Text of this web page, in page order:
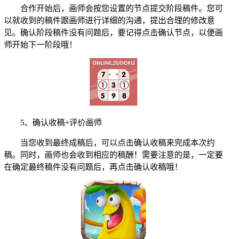
合作开始后，画师会按您设置的节点提交阶段稿件。您可
以就收到的稿件跟画师进行详细的沟通，提出合理的修改意
见。确认阶段稿件没有问题后，要记得点击确认节点，以便画
师开始下一阶段哦！
5、确认收稿+评价画师
当您收到最终成稿后，可以点击确认收稿来完成本次约
稿。同时，画师也会收到相应的稿酬！需要注意的是，一定要
在确定最终稿件没有问题后，再点击确认收稿哦！